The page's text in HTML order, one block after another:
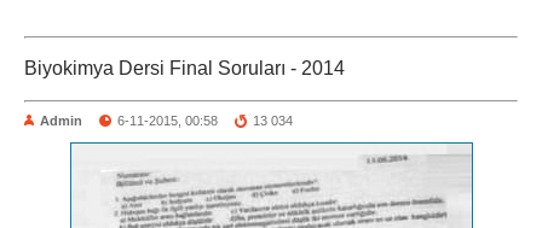
Biyokimya Dersi Final Soruları - 2014
Admin 6-11-2015, 00:58 13 034